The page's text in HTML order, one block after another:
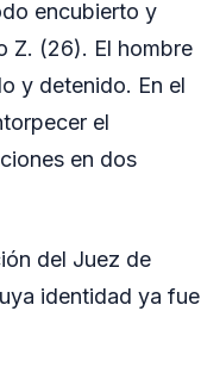
encubierto y
Z. (26). El hombre
y detenido. En el
el
en dos
del Juez de
identidad ya fue